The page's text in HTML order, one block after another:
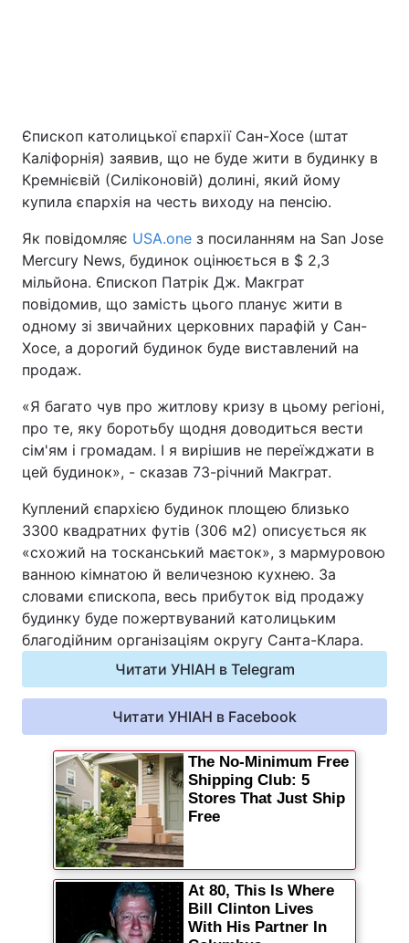
Київ Львів
Дніпро Харків
Спорт Наука
Техно і зв'язок Лайт
Зброя
Здоров'я Туризм
Цікавинки Погода
Відео з Youtube Статті
Інтерв'ю Думки
Архів Вакансії
Реклама на сайті Фотобанк
Моніторинг
Єпископ католицької єпархії Сан-Xoce (штат
Каліфорнія) заявив, що не буде жити в будинку в
Кремнієвій (Силіконовій) долині, який йому
купила єпархія на честь виходу на пенсію.
Як повідомляє USA.one з посиланням на San Jose
Mercurу News, будинок оцінюється в $ 2,З
мільйона. Єпископ Патрік Дж. Макграт
повідомив, що замість цього планує жити в
одному зі звичайних церковних парафій у Сан-
Xoce, a дорогий будинок буде виставлений на
продаж.
«Я багато чув про житлову кризу в цьому регіоні,
про те, яку боротьбу щодня доводиться вести
сім'ям і громадам. І я вирішив не переїжджати в
цей будинок», - сказав 7З-річний Макграт.
Куплений єпархією будинок площею близько
ЗЗ00 квадратних футів (З06 м2) описується як
«схожий на тосканський маєток», з мармуровою
ванною кімнатою й величезною кухнею. За
словами єпископа, весь прибуток від продажу
будинку буде пожертвуваний католицьким
благодійним організаціям округу Санта-Клара.
Читати УНІАН в Telegram
Читати УНІАН в Facebook